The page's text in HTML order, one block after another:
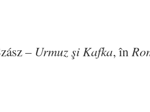
– Urmuz şi Kafka, în